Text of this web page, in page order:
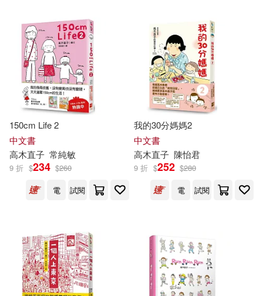
150cm Life 2
中文書
高木直子 常純敏
9 折 $234 $260
電
試閱
我的30分媽媽2
中文書
高木直子 陳怡君
9 折 $252 $280
電
試閱